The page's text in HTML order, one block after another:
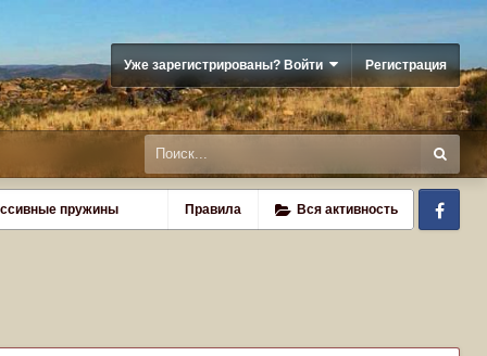
Уже зарегистрированы? Войти Регистрация
Правила Вся активность
пружины